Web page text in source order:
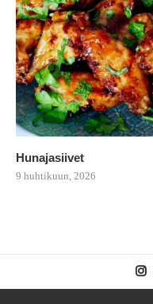
Hunajasiivet
9 huhtikuun, 2026